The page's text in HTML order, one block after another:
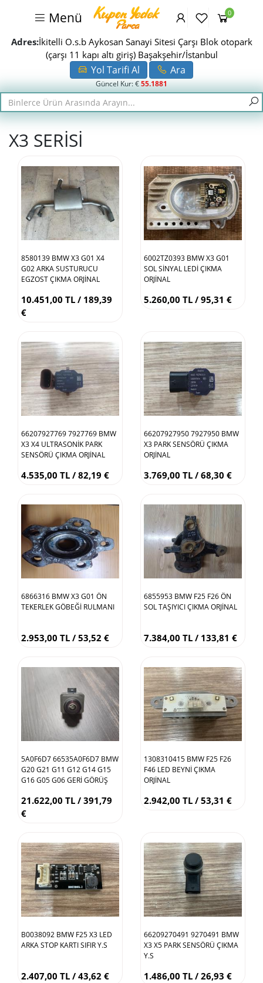
Menü 0
Adres:İkitelli O.s.b Aykosan Sanayi Sitesi Çarşı Blok otopark
(çarşı 11 kapı altı giriş) Başakşehir/İstanbul
Yol Tarifi Al Ara
Güncel Kur: €55.1881
X3 SERİSİ
8580139 BMW X3 G01 X4
G02 ARKA SUSTURUCU
EGZOST ÇIKMA ORJİNAL
10.451,00 TL / 189,39
€
6002TZ0393 BMW X3 G01
SOL SİNYAL LEDİ ÇIKMA
ORJİNAL
5.260,00 TL / 95,31 €
66207927769 7927769 BMW
X3 X4 ULTRASONİK PARK
SENSÖRÜ ÇIKMA ORJİNAL
4.535,00 TL / 82,19 €
66207927950 7927950 BMW
X3 PARK SENSÖRÜ ÇIKMA
ORJİNAL
3.769,00 TL / 68,30 €
6866316 BMW X3 G01 ÖN
TEKERLEK GÖBEĞİ RULMANI
2.953,00 TL / 53,52 €
6855953 BMW F25 F26 ÖN
SOL TAŞIYICI ÇIKMA ORJİNAL
7.384,00 TL / 133,81 €
5A0F6D7 66535A0F6D7 BMW
G20 G21 G11 G12 G14 G15
G16 G05 G06 GERİ GÖRÜŞ
21.622,00 TL / 391,79
€
1308310415 BMW F25 F26
F46 LED BEYNİ ÇIKMA
ORJİNAL
2.942,00 TL / 53,31 €
B0038092 BMW F25 X3 LED
ARKA STOP KARTI SIFIR Y.S
2.407,00 TL / 43,62 €
66209270491 9270491 BMW
X3 X5 PARK SENSÖRÜ ÇIKMA
Y.S
1.486,00 TL / 26,93 €